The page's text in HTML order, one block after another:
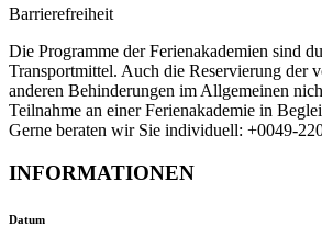
Barrierefreiheit
Die Programme der Ferienakademien sind
Transportmittel. Auch die Reservierung der
anderen Behinderungen im Allgemeinen
Teilnahme an einer Ferienakademie in
Gerne beraten wir Sie individuell: +0049-
INFORMATIONEN
Datum